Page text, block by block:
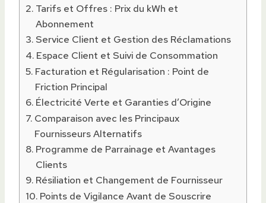
Tarifs et Offres : Prix du kWh et
Abonnement
Service Client et Gestion des Réclamations
Espace Client et Suivi de Consommation
Facturation et Régularisation : Point de
Friction Principal
Électricité Verte et Garanties d’Origine
Comparaison avec les Principaux
Fournisseurs Alternatifs
Programme de Parrainage et Avantages
Clients
Résiliation et Changement de Fournisseur
Points de Vigilance Avant de Souscrire